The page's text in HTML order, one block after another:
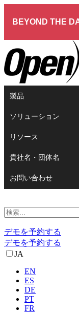
製品
ソリューション
リソース
貴社名・団体名
お問い合わせ
デモを予約する
デモを予約する
JA
EN
ES
DE
PT
FR